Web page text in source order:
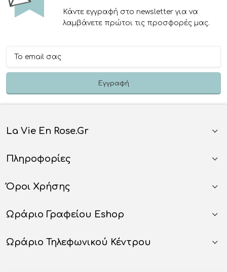
Κάντε εγγραφή στο newsletter για να
λαμβάνετε πρώτοι τις προσφορές μας.
La Vie En Rose.gr
Πληροφορίες
Όροι Χρήσης
Ωράριο Γραφείου Eshop
Ωράριο Τηλεφωνικού Κέντρου